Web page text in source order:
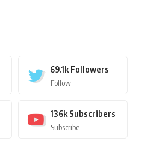
69.1k Followers
Follow
136k Subscribers
Subscribe